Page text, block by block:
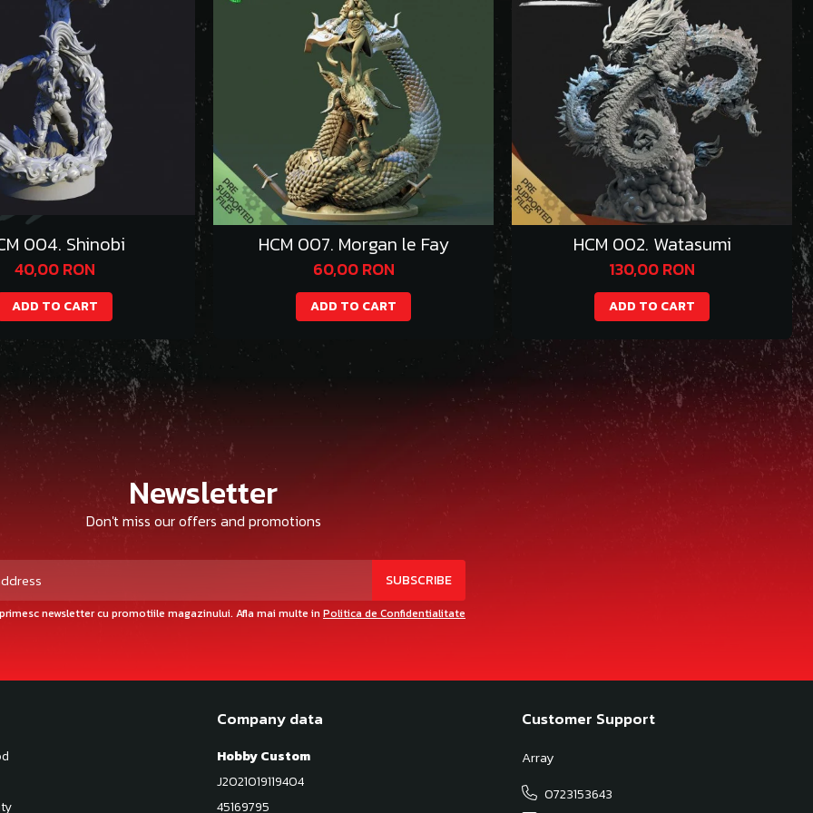
004. Shinobi
40,00 RON
ADD TO CART
HCM 007. Morgan le Fay
60,00 RON
ADD TO CART
HCM 002. Watasumi
130,00 RON
ADD TO CART
Newsletter
Don't miss our offers and promotions
newsletter cu promotiile magazinului. Afla mai multe in Politica de Confidentialitate
Company data
Hobby Custom
J2021019119404
45169795
Customer Support
Array
0723153643